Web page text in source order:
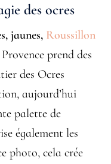
des ocres
jaunes, Roussillon
prend des
des Ocres
aujourd’hui
palette de
également les
photo, cela crée